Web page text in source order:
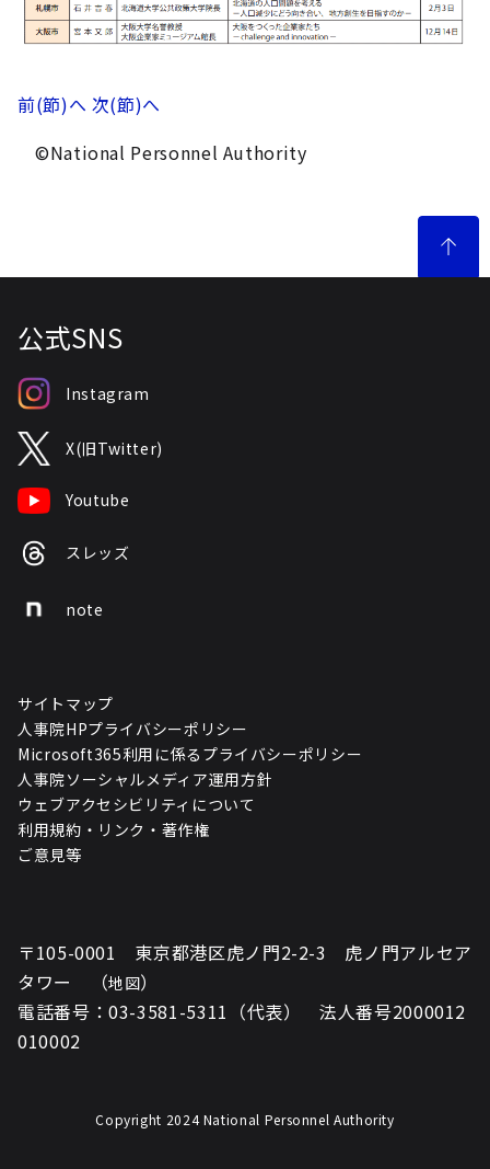
前(節)へ 次(節)へ
©National Personnel Authority
公式SNS
Instagram
X(旧Twitter)
Youtube
スレッズ
note
サイトマップ
人事院HPプライバシーポリシー
Microsoft365利用に係るプライバシーポリシー
人事院ソーシャルメディア運用方針
ウェブアクセシビリティについて
利用規約・リンク・著作権
ご意見等
〒105-0001 東京都港区虎ノ門2-2-3 虎ノ門アルセア
タワー （地図）
電話番号：03-3581-5311（代表） 法人番号2000012
010002
Copyright 2024 National Personnel Authority